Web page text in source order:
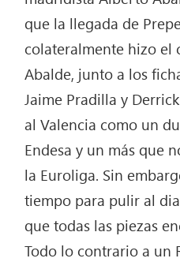
que la llegada de
colateralmente hizo el
Abalde, junto a los
Jaime Pradilla y
al Valencia como un
Endesa y un más que
la Euroliga. Sin
tiempo para pulir al
que todas las piezas
Todo lo contrario a un